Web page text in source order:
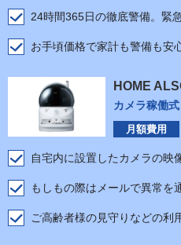
24時間365日の徹底警備。緊
お手頃価格で家計も警備も安
HOME
カメラ稼働式
月額費用
自宅内に設置したカメラの映
もしもの際はメールで異常を
ご高齢者様の見守りなどの利